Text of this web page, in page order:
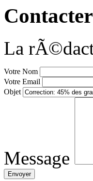
Contacter
La
Votre Nom
Votre Email
Objet
Message